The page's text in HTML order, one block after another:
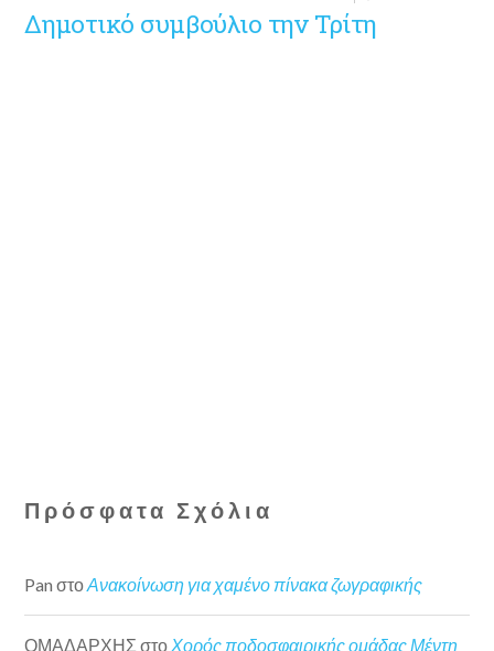
Δημοτικό συμβούλιο την Τρίτη
Πρόσφατα Σχόλια
Pan στοΑνακοίνωση για χαμένο πίνακα ζωγραφικής
ΟΜΑΔΑΡΧΗΣ στοΧορός ποδοσφαιρικής ομάδας Μέντη